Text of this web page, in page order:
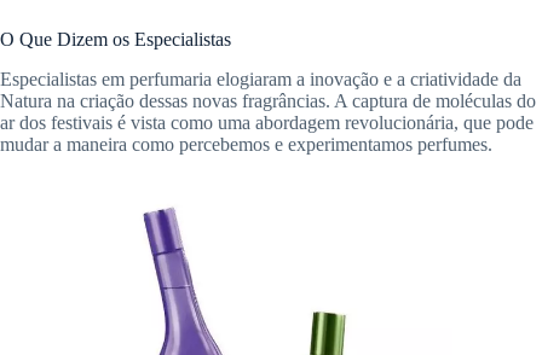
O Que Dizem os Especialistas
Especialistas em perfumaria elogiaram a inovação e a criatividade da
Natura na criação dessas novas fragrâncias. A captura de moléculas do
ar dos festivais é vista como uma abordagem revolucionária, que pode
mudar a maneira como percebemos e experimentamos perfumes.